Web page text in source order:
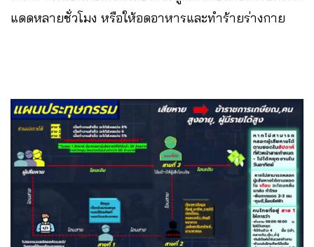
แดดหลายชั่วโมง หรือให้อดอาหารและทำร้ายร่างกาย